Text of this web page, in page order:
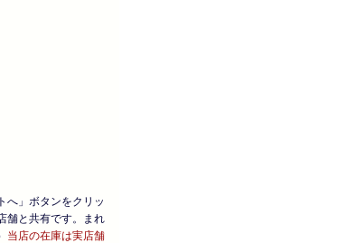
へ」ボタンをクリッ
舗と共有です。まれ
当店の在庫は実店舗